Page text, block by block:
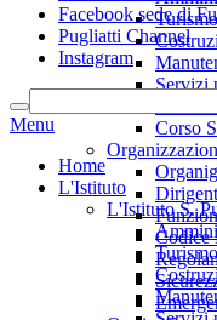
Facebook sede di
Pugliatti Channel
Instagram
Menu
Home
L'Istituto
L'Istituto S.
Turismo
Turismo
Servizi
Liceo
Corso
Codice